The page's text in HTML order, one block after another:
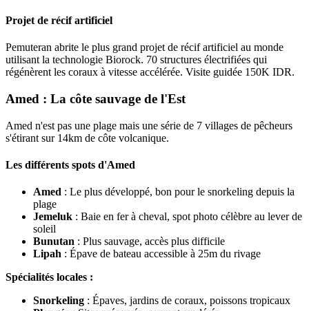
Projet de récif artificiel
Pemuteran abrite le plus grand projet de récif artificiel au monde
utilisant la technologie Biorock. 70 structures électrifiées qui
régénèrent les coraux à vitesse accélérée. Visite guidée 150K IDR.
Amed : La côte sauvage de l'Est
Amed n'est pas une plage mais une série de 7 villages de pêcheurs
s'étirant sur 14km de côte volcanique.
Les différents spots d'Amed
Amed : Le plus développé, bon pour le snorkeling depuis la
plage
Jemeluk : Baie en fer à cheval, spot photo célèbre au lever de
soleil
Bunutan : Plus sauvage, accès plus difficile
Lipah : Épave de bateau accessible à 25m du rivage
Spécialités locales :
Snorkeling : Épaves, jardins de coraux, poissons tropicaux